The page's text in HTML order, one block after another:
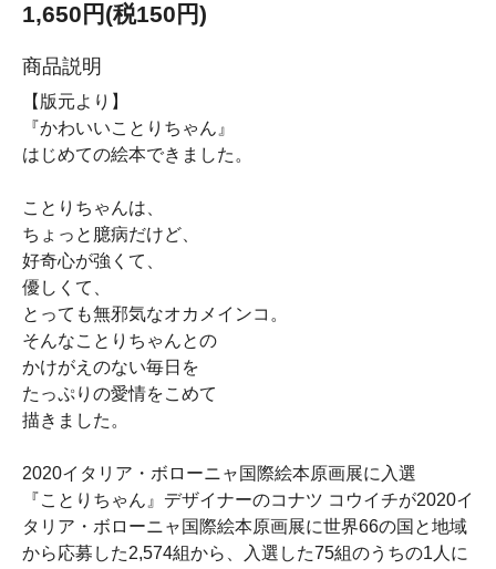
1,650円(税150円)
商品説明
【版元より】
『かわいいことりちゃん』
はじめての絵本できました。
ことりちゃんは、
ちょっと臆病だけど、
好奇心が強くて、
優しくて、
とっても無邪気なオカメインコ。
そんなことりちゃんとの
かけがえのない毎日を
たっぷりの愛情をこめて
描きました。
2020イタリア・ボローニャ国際絵本原画展に入選
『ことりちゃん』デザイナーのコナツ コウイチが2020イ
タリア・ボローニャ国際絵本原画展に世界66の国と地域
から応募した2,574組から、入選した75組のうちの1人に